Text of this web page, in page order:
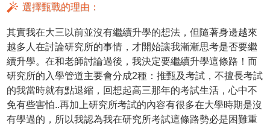
選擇甄戰的理由：
其實我在大三以前並沒有繼續升學的想法，但隨著身邊越來
越多人在討論研究所的事情，才開始讓我漸漸思考是否要繼
續升學。在和老師討論過後，我決定要繼續升學這條路！而
研究所的入學管道主要會分成2種：推甄及考試，不擅長考試
的我當時就有點退縮，回想起高三那年的考試生活，心中不
免有些害怕..再加上研究所考試的內容有很多在大學時期是沒
有學過的，所以我認為我在研究所考試這條路勢必是困難重